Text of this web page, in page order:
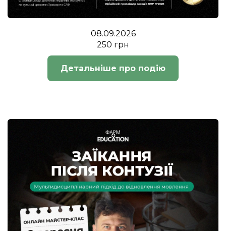
08.09.2026
250 грн
Детальніше про подію